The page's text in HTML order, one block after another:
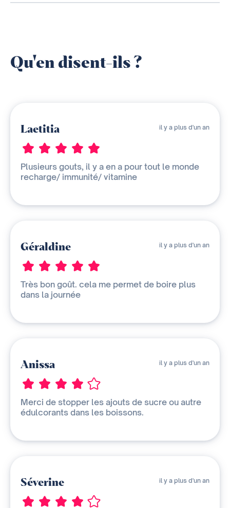
Qu'en disent-ils ?
Laetitia il y a plus d'un an
Plusieurs gouts, il y a en a pour tout le monde
recharge/ immunité/ vitamine
Géraldine il y a plus d'un an
Très bon goût. cela me permet de boire plus
dans la journée
Anissa il y a plus d'un an
Merci de stopper les ajouts de sucre ou autre
édulcorants dans les boissons.
Séverine il y a plus d'un an